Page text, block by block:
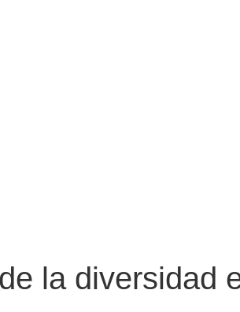
la diversidad